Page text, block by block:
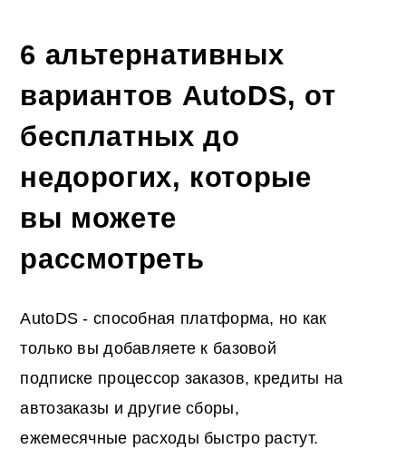
6 альтернативных
вариантов AutoDS, от
бесплатных до
недорогих, которые
вы можете
рассмотреть
AutoDS - способная платформа, но как
только вы добавляете к базовой
подписке процессор заказов, кредиты на
автозаказы и другие сборы,
ежемесячные расходы быстро растут.